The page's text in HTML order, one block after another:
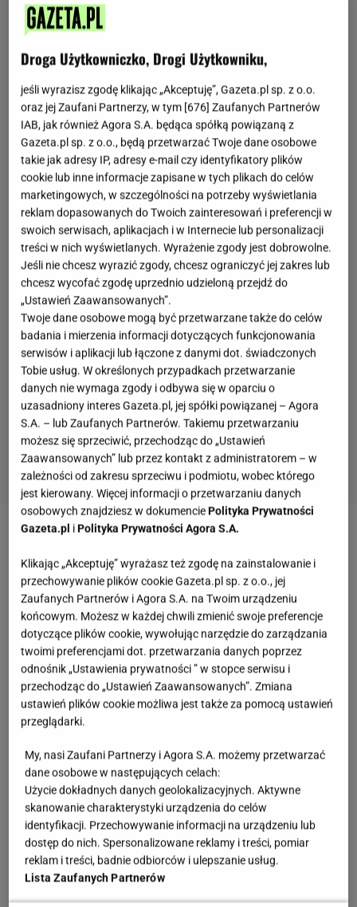
Zobacz wideoMakowiec nowojorski. Jego
przygotowanie jest łatwiejsze, niż myślisz
Ciasto orzechowa chmurka zachwyca warstwami i
smakiem. Już sam zapach pieczonych orzechów
sprawia, że trudno doczekać się pierwszego
kawałka
Ciasto orzechowa chmurka wyróżnia się
połączeniem kremowej lekkości z przyjemną
chrupkością. To właśnie kontrast tekstur sprawia, że
deser nie wydaje się ciężki mimo dużej liczby
warstw. W wielu domach pojawia się podczas świąt,
imienin i rodzinnych spotkań, bo świetnie prezentuje
się na stole i długo zachowuje świeżość. Orzechy
nadają mu głęboki smak i delikatny aromat, który
Droga Użytkowniczko, Drogi Użytkowniku,
jeśli wyrazisz zgodę klikając „Akceptuję”, Gazeta.pl sp. z o.o.
oraz jej Zaufani Partnerzy, w tym [676] Zaufanych Partnerów
IAB, jak również Agora S.A. będąca spółką powiązaną z
Gazeta.pl sp. z o.o., będą przetwarzać Twoje dane osobowe
takie jak adresy IP, adresy e-mail czy identyfikatory plików
cookie lub inne informacje zapisane w tych plikach do celów
marketingowych, w szczególności na potrzeby wyświetlania
reklam dopasowanych do Twoich zainteresowań i preferencji w
swoich serwisach, aplikacjach i w Internecie lub personalizacji
treści w nich wyświetlanych. Wyrażenie zgody jest dobrowolne.
Jeśli nie chcesz wyrazić zgody, chcesz ograniczyć jej zakres lub
chcesz wycofać zgodę uprzednio udzieloną przejdź do
„Ustawień Zaawansowanych”.
Twoje dane osobowe mogą być przetwarzane także do celów
badania i mierzenia informacji dotyczących funkcjonowania
serwisów i aplikacji lub łączone z danymi dot. świadczonych
Tobie usług. W określonych przypadkach przetwarzanie
danych nie wymaga zgody i odbywa się w oparciu o
uzasadniony interes Gazeta.pl, jej spółki powiązanej – Agora
S.A. – lub Zaufanych Partnerów. Takiemu przetwarzaniu
możesz się sprzeciwić, przechodząc do „Ustawień
Zaawansowanych” lub przez kontakt z administratorem – w
zależności od zakresu sprzeciwu i podmiotu, wobec którego
jest kierowany. Więcej informacji o przetwarzaniu danych
osobowych znajdziesz w dokumencie Polityka Prywatności
Gazeta.pl i Polityka Prywatności Agora S.A.
Klikając „Akceptuję” wyrażasz też zgodę na zainstalowanie i
przechowywanie plików cookie Gazeta.pl sp. z o.o., jej
Zaufanych Partnerów i Agora S.A. na Twoim urządzeniu
końcowym. Możesz w każdej chwili zmienić swoje preferencje
dotyczące plików cookie, wywołując narzędzie do zarządzania
twoimi preferencjami dot. przetwarzania danych poprzez
odnośnik „Ustawienia prywatności ” w stopce serwisu i
przechodząc do „Ustawień Zaawansowanych”. Zmiana
ustawień plików cookie możliwa jest także za pomocą ustawień
przeglądarki.
My, nasi Zaufani Partnerzy i Agora S.A. możemy przetwarzać
dane osobowe w następujących celach:
Użycie dokładnych danych geolokalizacyjnych. Aktywne
skanowanie charakterystyki urządzenia do celów
identyfikacji. Przechowywanie informacji na urządzeniu lub
dostęp do nich. Spersonalizowane reklamy i treści, pomiar
reklam i treści, badnie odbiorców i ulepszanie usług.
Lista Zaufanych Partnerów